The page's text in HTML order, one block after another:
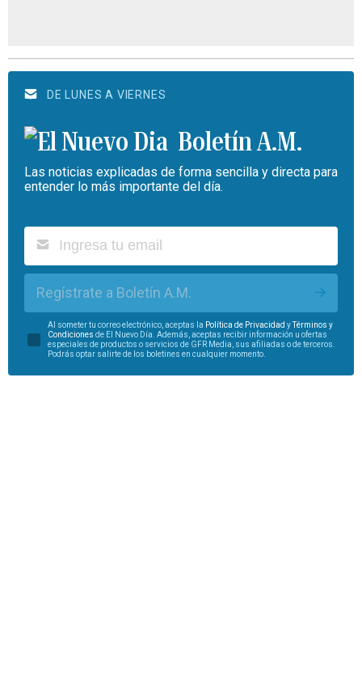
DE LUNES A VIERNES
Boletín A.M.
Las noticias explicadas de forma sencilla y directa para
entender lo más importante del día.
Regístrate a Boletín A.M.
Al someter tu correo electrónico, aceptas la Política de Privacidad yTérminos y
Condiciones de El Nuevo Día. Además, aceptas recibir información u ofertas
especiales de productos o servicios de GFR Media, sus afiliadas o de terceros.
Podrás optar salirte de los boletines en cualquier momento.